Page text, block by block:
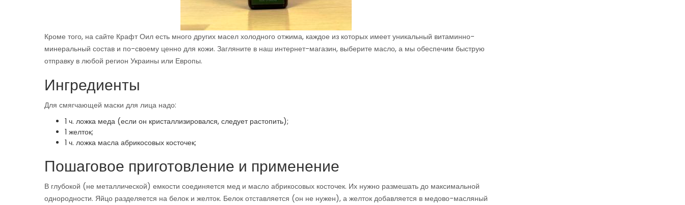
Кроме того, на сайте Крафт Оил есть много других масел холодного отжима, каждое из которых имеет уникальный витаминно-
минеральный состав и по-своему ценно для кожи. Загляните в наш интернет-магазин, выберите масло, а мы обеспечим быструю
отправку в любой регион Украины или Европы.
Ингредиенты
Для смягчающей маски для лица надо:
1 ч. ложка меда (если он кристаллизировался, следует растопить);
1 желток;
1 ч. ложка масла абрикосовых косточек;
Пошаговое приготовление и применение
В глубокой (не металлической) емкости соединяется мед и масло абрикосовых косточек. Их нужно размешать до максимальной
однородности. Яйцо разделяется на белок и желток. Белок отставляется (он не нужен), а желток добавляется в медово-масляный